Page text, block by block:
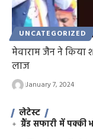
UNCATEGORIZED
मेवाराम जैन ने किया
लाज
January 7, 2024
लेटेस्ट
ग्रैंड सफारी में